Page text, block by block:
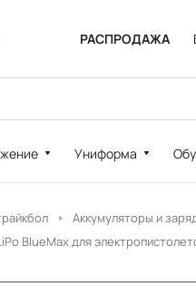
РАСПРОДАЖА
Униформа
Аккумуляторы и
BlueMax для